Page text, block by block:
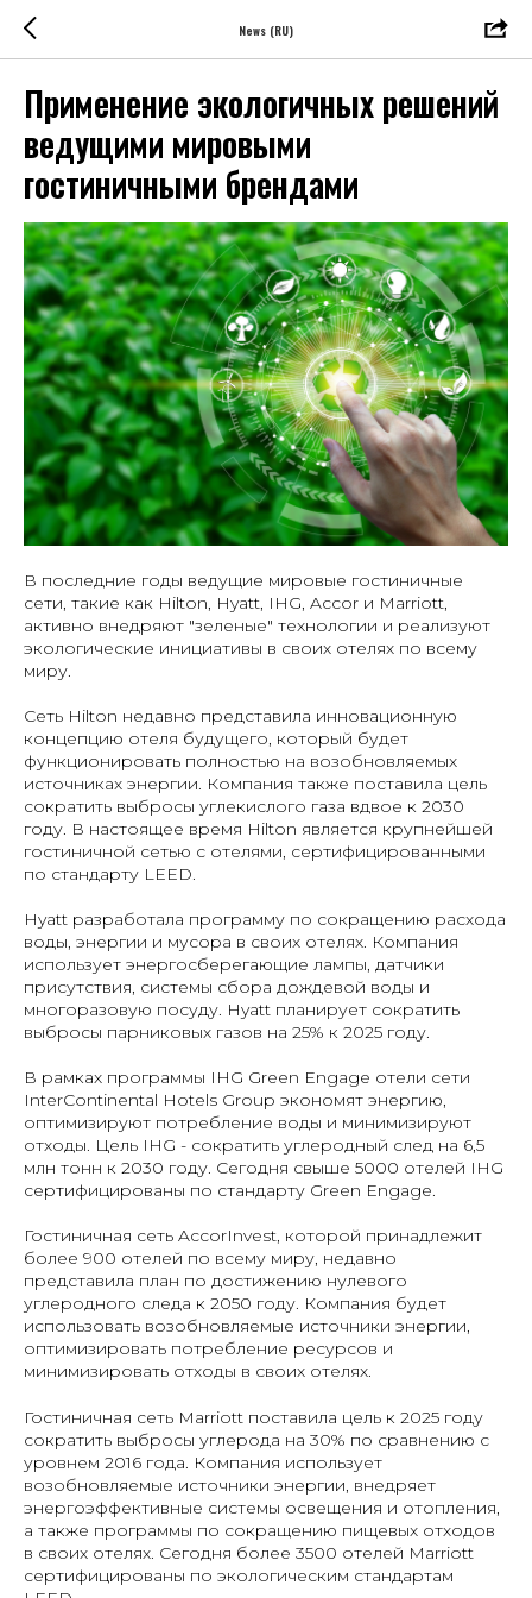
News (RU)
Применение экологичных решений
ведущими мировыми
гостиничными брендами
В последние годы ведущие мировые гостиничные
сети, такие как Hilton, Hyatt, IHG, Accor и Marriott,
активно внедряют "зеленые" технологии и реализуют
экологические инициативы в своих отелях по всему
миру.
Сеть Hilton недавно представила инновационную
концепцию отеля будущего, который будет
функционировать полностью на возобновляемых
источниках энергии. Компания также поставила цель
сократить выбросы углекислого газа вдвое к 2030
году. В настоящее время Hilton является крупнейшей
гостиничной сетью с отелями, сертифицированными
по стандарту LEED.
Hyatt разработала программу по сокращению расхода
воды, энергии и мусора в своих отелях. Компания
использует энергосберегающие лампы, датчики
присутствия, системы сбора дождевой воды и
многоразовую посуду. Hyatt планирует сократить
выбросы парниковых газов на 25% к 2025 году.
В рамках программы IHG Green Engage отели сети
InterContinental Hotels Group экономят энергию,
оптимизируют потребление воды и минимизируют
отходы. Цель IHG - сократить углеродный след на 6,5
млн тонн к 2030 году. Сегодня свыше 5000 отелей IHG
сертифицированы по стандарту Green Engage.
Гостиничная сеть AccorInvest, которой принадлежит
более 900 отелей по всему миру, недавно
представила план по достижению нулевого
углеродного следа к 2050 году. Компания будет
использовать возобновляемые источники энергии,
оптимизировать потребление ресурсов и
минимизировать отходы в своих отелях.
Гостиничная сеть Marriott поставила цель к 2025 году
сократить выбросы углерода на 30% по сравнению с
уровнем 2016 года. Компания использует
возобновляемые источники энергии, внедряет
энергоэффективные системы освещения и отопления,
а также программы по сокращению пищевых отходов
в своих отелях. Сегодня более 3500 отелей Marriott
сертифицированы по экологическим стандартам